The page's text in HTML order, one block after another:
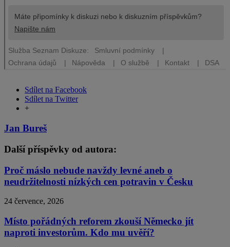
Sdílet na Facebook
Sdílet na Twitter
+
Jan Bureš
Další příspěvky od autora:
Proč máslo nebude navždy levné aneb o
neudržitelnosti nízkých cen potravin v Česku
24 července, 2026
Místo pořádných reforem zkouší Německo jít
naproti investorům. Kdo mu uvěří?